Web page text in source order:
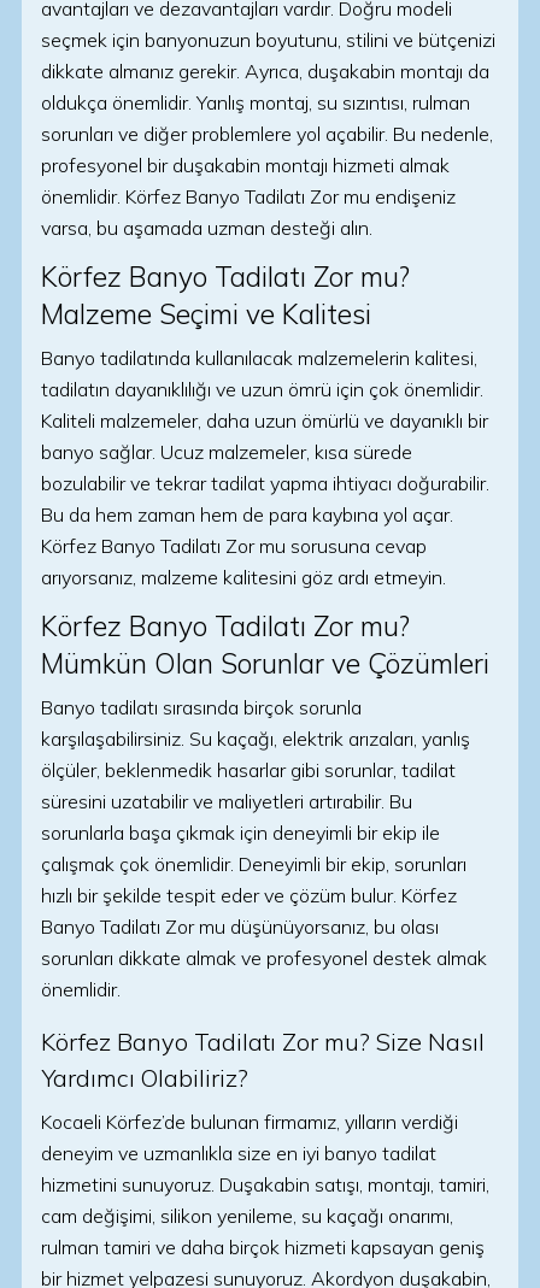
avantajları ve dezavantajları vardır. Doğru modeli
seçmek için banyonuzun boyutunu, stilini ve bütçenizi
dikkate almanız gerekir. Ayrıca, duşakabin montajı da
oldukça önemlidir. Yanlış montaj, su sızıntısı, rulman
sorunları ve diğer problemlere yol açabilir. Bu nedenle,
profesyonel bir duşakabin montajı hizmeti almak
önemlidir. Körfez Banyo Tadilatı Zor mu endişeniz
varsa, bu aşamada uzman desteği alın.
Körfez Banyo Tadilatı Zor mu?
Malzeme Seçimi ve Kalitesi
Banyo tadilatında kullanılacak malzemelerin kalitesi,
tadilatın dayanıklılığı ve uzun ömrü için çok önemlidir.
Kaliteli malzemeler, daha uzun ömürlü ve dayanıklı bir
banyo sağlar. Ucuz malzemeler, kısa sürede
bozulabilir ve tekrar tadilat yapma ihtiyacı doğurabilir.
Bu da hem zaman hem de para kaybına yol açar.
Körfez Banyo Tadilatı Zor mu sorusuna cevap
arıyorsanız, malzeme kalitesini göz ardı etmeyin.
Körfez Banyo Tadilatı Zor mu?
Mümkün Olan Sorunlar ve Çözümleri
Banyo tadilatı sırasında birçok sorunla
karşılaşabilirsiniz. Su kaçağı, elektrik arızaları, yanlış
ölçüler, beklenmedik hasarlar gibi sorunlar, tadilat
süresini uzatabilir ve maliyetleri artırabilir. Bu
sorunlarla başa çıkmak için deneyimli bir ekip ile
çalışmak çok önemlidir. Deneyimli bir ekip, sorunları
hızlı bir şekilde tespit eder ve çözüm bulur. Körfez
Banyo Tadilatı Zor mu düşünüyorsanız, bu olası
sorunları dikkate almak ve profesyonel destek almak
önemlidir.
Körfez Banyo Tadilatı Zor mu? Size Nasıl
Yardımcı Olabiliriz?
Kocaeli Körfez’de bulunan firmamız, yılların verdiği
deneyim ve uzmanlıkla size en iyi banyo tadilat
hizmetini sunuyoruz. Duşakabin satışı, montajı, tamiri,
cam değişimi, silikon yenileme, su kaçağı onarımı,
rulman tamiri ve daha birçok hizmeti kapsayan geniş
bir hizmet yelpazesi sunuyoruz. Akordyon duşakabin,